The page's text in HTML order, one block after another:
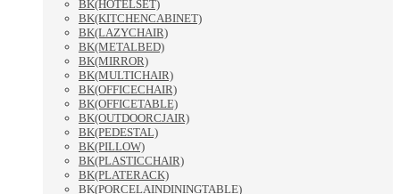
BK(HOTELSET)
BK(KITCHENCABINET)
BK(LAZYCHAIR)
BK(METALBED)
BK(MIRROR)
BK(MULTICHAIR)
BK(OFFICECHAIR)
BK(OFFICETABLE)
BK(OUTDOORCJAIR)
BK(PEDESTAL)
BK(PILLOW)
BK(PLASTICCHAIR)
BK(PLATERACK)
BK(PORCELAINDININGTABLE)